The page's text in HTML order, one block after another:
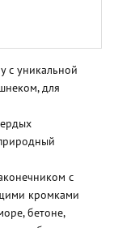
с уникальной
для
с
кромками
бетоне,